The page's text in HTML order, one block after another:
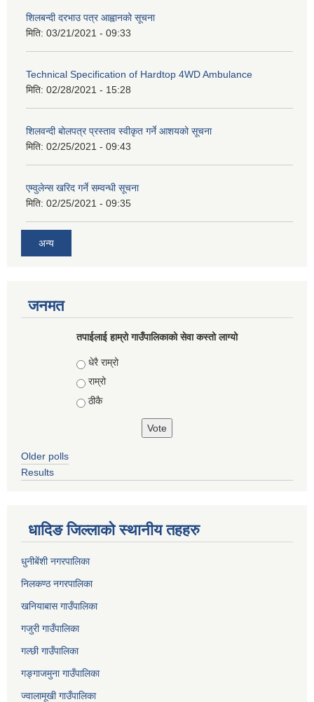
शिलबन्दी दरभाउ पत्र आह्वानको सूचना
मिति: 03/21/2021 - 09:33
Technical Specification of Hardtop 4WD Ambulance
मिति: 02/28/2021 - 15:28
शिलवन्दी बोलपत्र प्रस्ताव स्वीकृत गर्ने आशयको सूचना
मिति: 02/25/2021 - 09:43
एम्वुलेन्स खरिद गर्ने सम्वन्धी सूचना
मिति: 02/25/2021 - 09:35
अन्य
जनमत
तपाईलाई हाम्रो गाउँपालिकाको सेवा कस्तो लाग्यो
Choices
धेरै राम्रो
राम्रो
ठीकै
Older polls
Results
धादिङ जिल्लाकाे स्थानीय तहहरु
धुनीबेंशी नगरपालिका
निलकण्ठ नगरपालिका
खनियाबास गाउँपालिका
गजुरी गाउँपालिका
गल्छी गाउँपालिका
गङ्गाजमुना गाउँपालिका
ज्वालामूखी गाउँपालिका